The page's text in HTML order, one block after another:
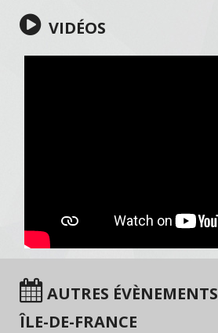
VIDÉOS
AUTRES
ÎLE-DE-FRANCE